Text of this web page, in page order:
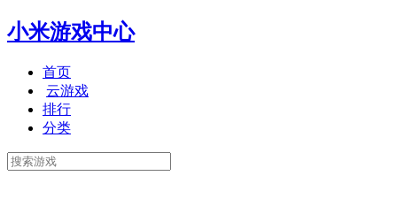
小米游戏中心
首页
云游戏
排行
分类